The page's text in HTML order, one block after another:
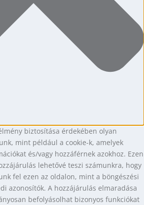
biztosítása érdekében olyan
mint például a cookie-k, amelyek
és/vagy hozzáférnek azokhoz. Ezen
lehetővé teszi számunkra, hogy
fel ezen az oldalon, mint a böngészési
azonosítók. A hozzájárulás elmaradása
befolyásolhat bizonyos funkciókat